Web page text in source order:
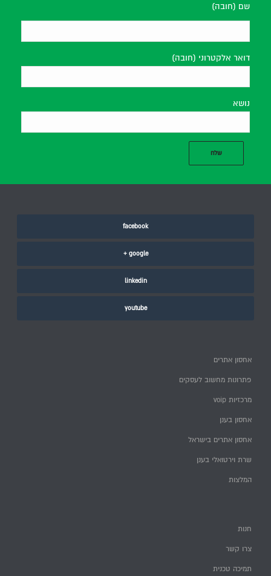
שם (חובה)
דואר אלקטרוני (חובה)
נושא
facebook
google +
linkedin
youtube
אחסון אתרים
פתרונות מחשוב לעסקים
מרכזיות voip
אחסון בענן
אחסון אתרים בישראל
שרת וירטואלי בענן
המלצות
חנות
צרו קשר
תמיכה טכנית